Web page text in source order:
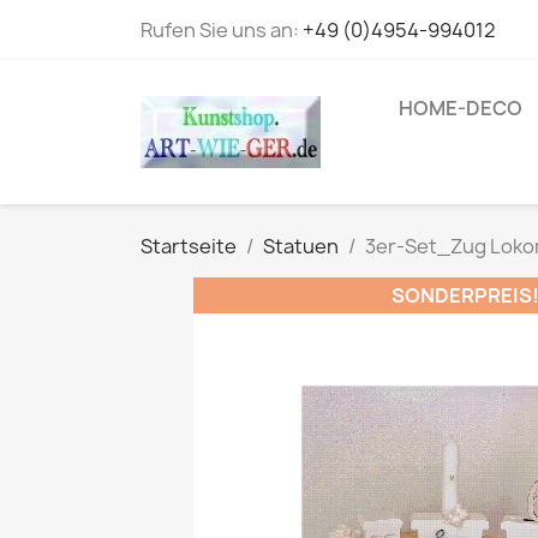
Rufen Sie uns an: +49 (0)4954-994012
HOME-DECO
Startseite Statuen
3er-Set_Zug
SONDERPREIS!